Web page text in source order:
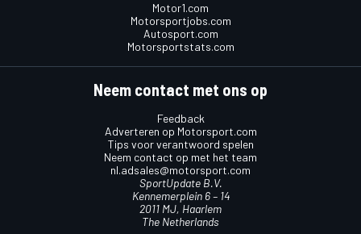
Motor1.com
Motorsportjobs.com
Autosport.com
Motorsportstats.com
Neem contact met ons op
Feedback
Adverteren op Motorsport.com
Tips voor verantwoord spelen
Neem contact op met het team
nl.adsales@motorsport.com
SportUpdate B.V.
Kennemerplein 6 – 14
2011 MJ, Haarlem
The Netherlands